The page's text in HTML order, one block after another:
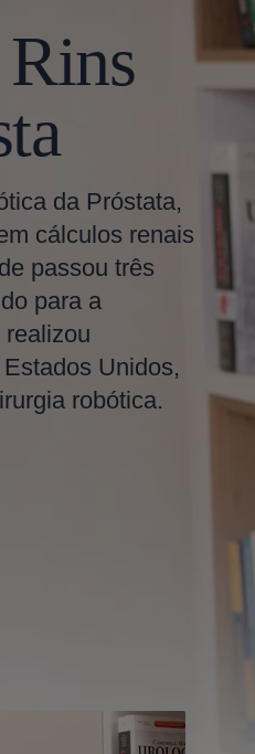
da Próstata,
cálculos renais
passou três
para a
Unidos,
robótica.